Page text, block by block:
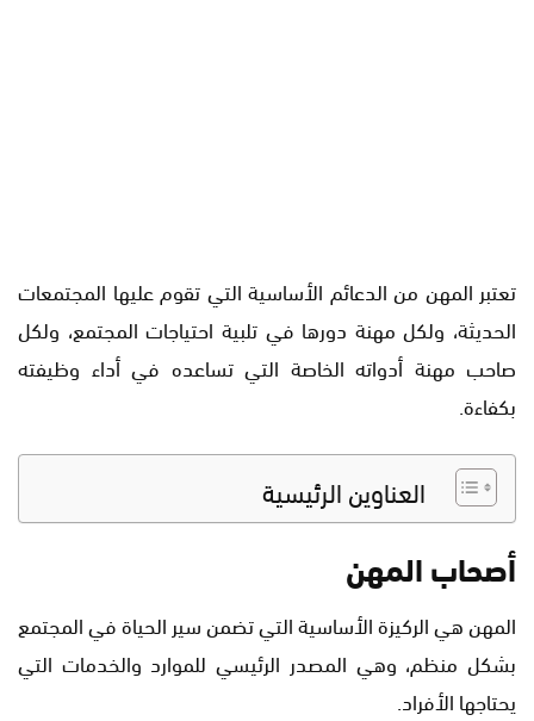
تعتبر المهن من الدعائم الأساسية التي تقوم عليها المجتمعات
الحديثة، ولكل مهنة دورها في تلبية احتياجات المجتمع، ولكل
صاحب مهنة أدواته الخاصة التي تساعده في أداء وظيفته
بكفاءة.
العناوين الرئيسية
أصحاب المهن
المهن هي الركيزة الأساسية التي تضمن سير الحياة في المجتمع
بشكل منظم، وهي المصدر الرئيسي للموارد والخدمات التي
يحتاجها الأفراد.